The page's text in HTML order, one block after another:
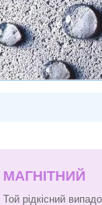
МАГНІТНИЙ
Той рідкісний